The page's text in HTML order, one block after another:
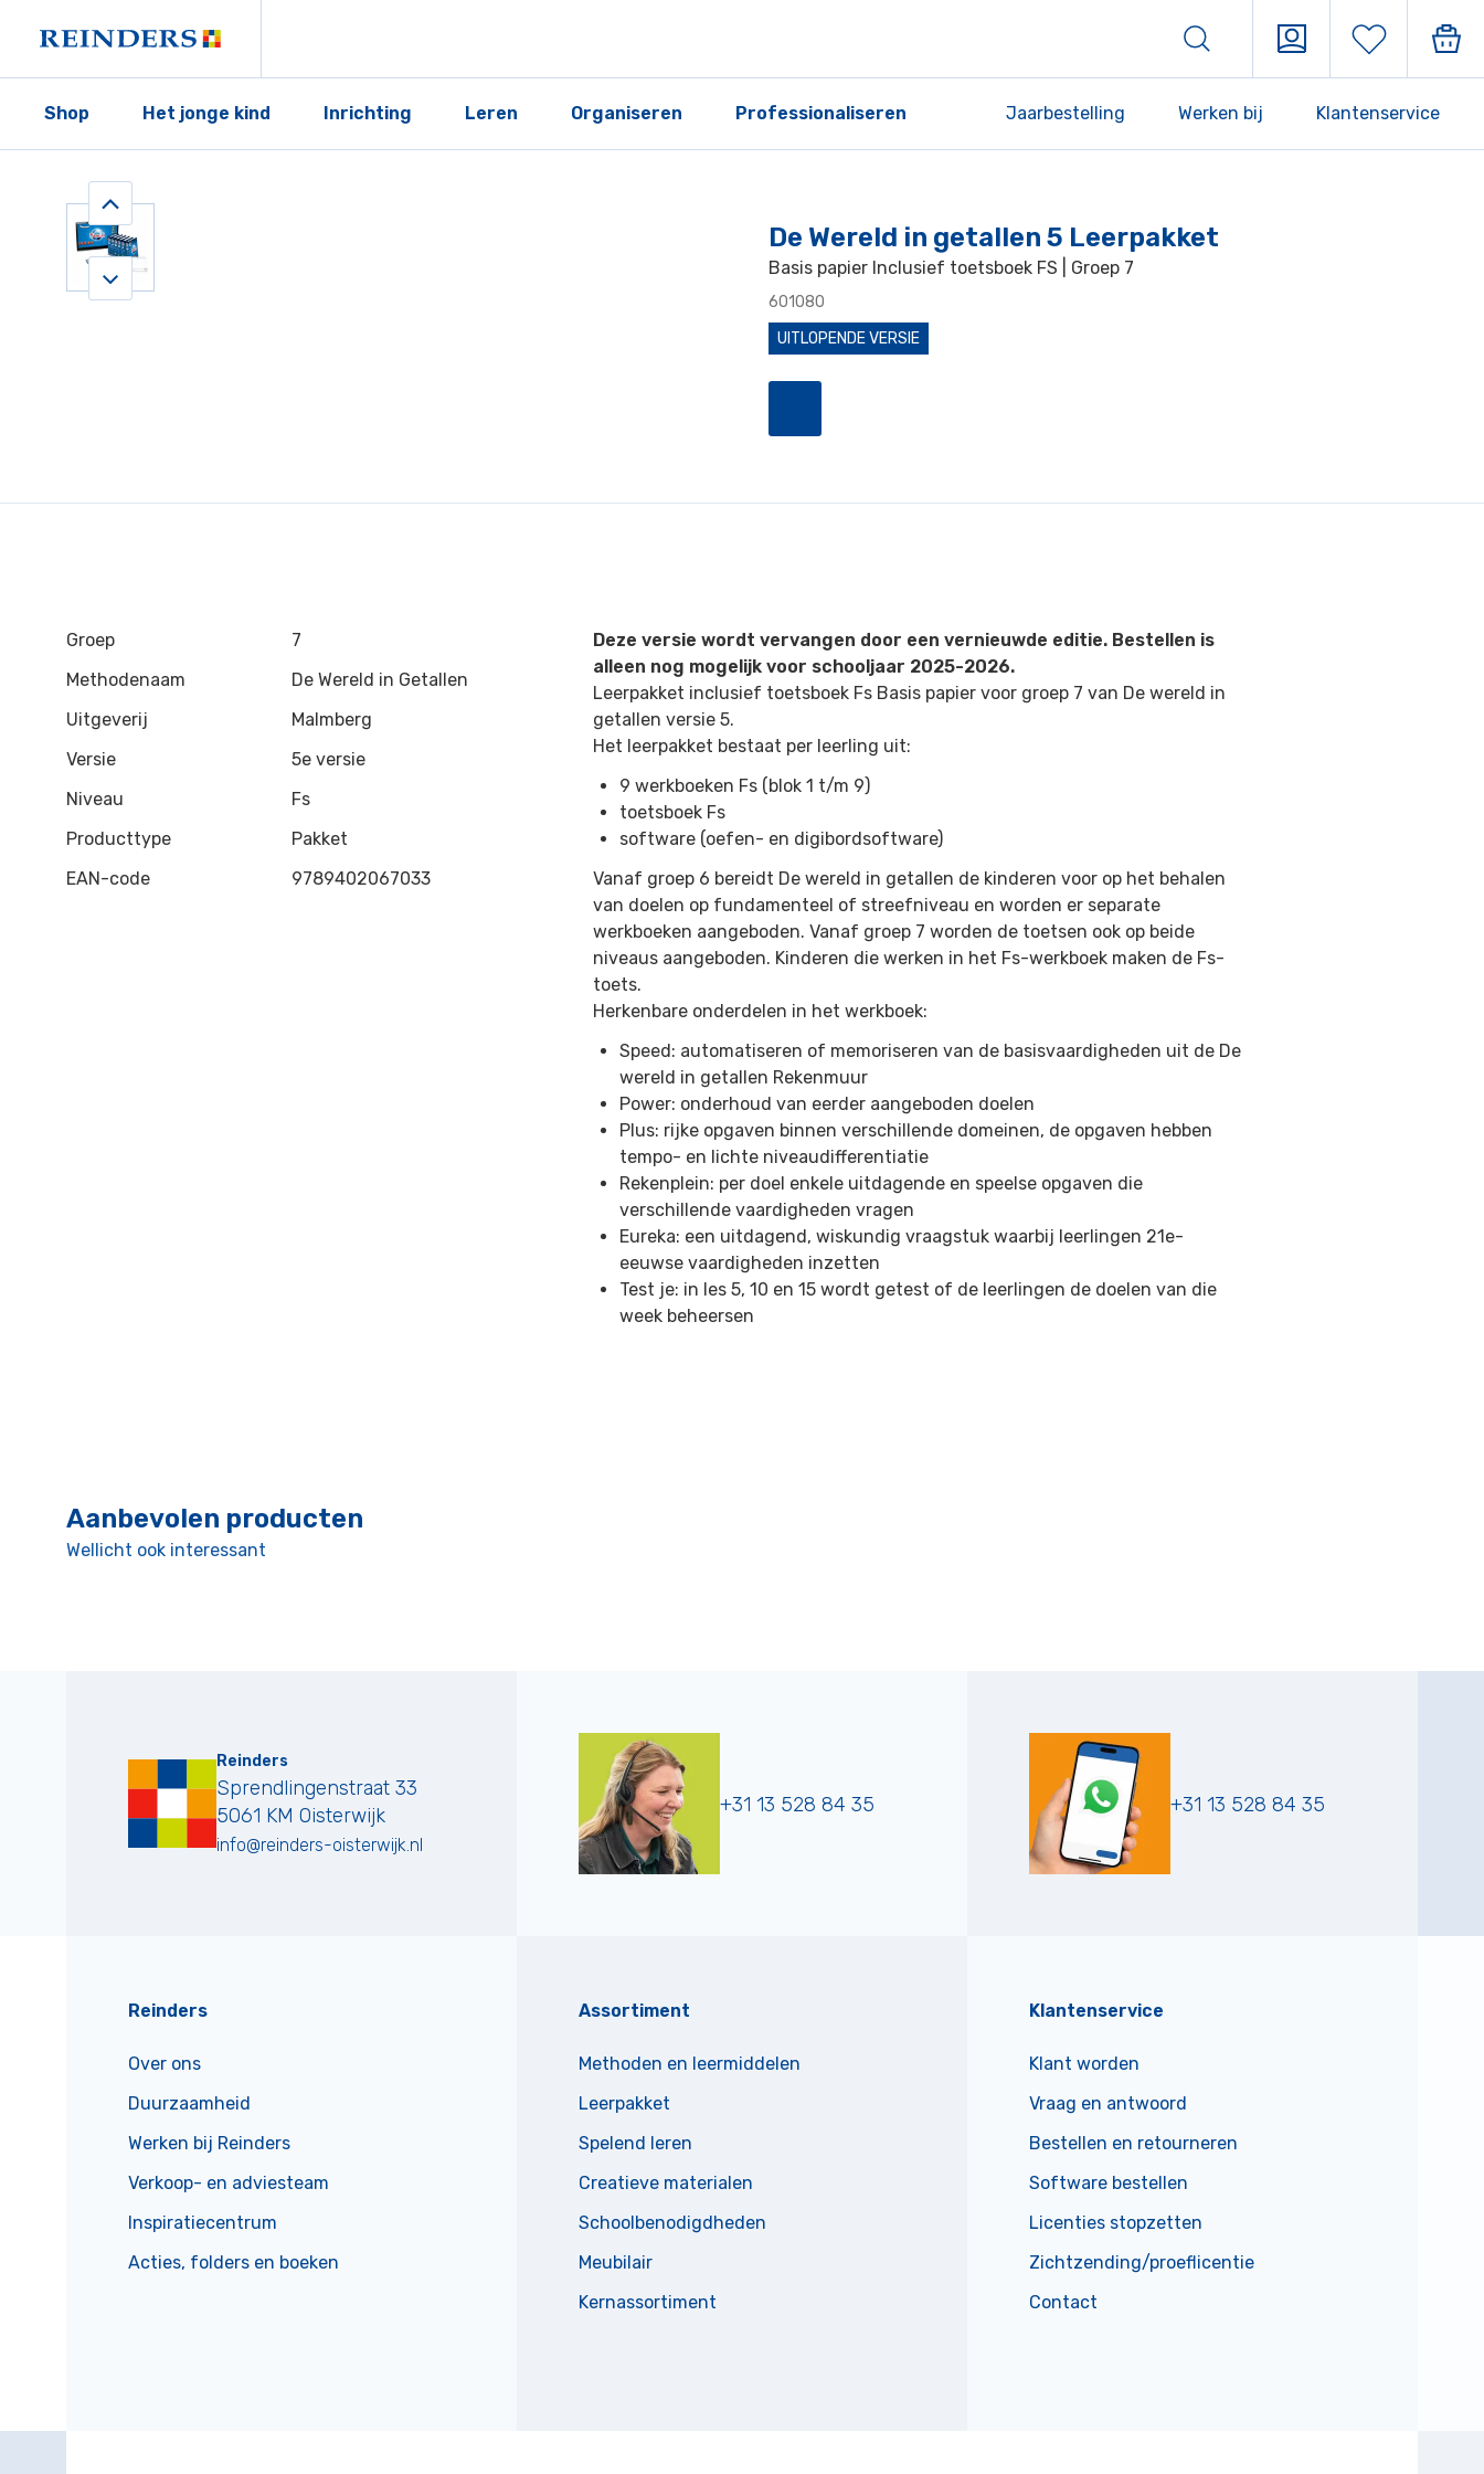
Shop Het jonge kind Inrichting Leren Organiseren Professionaliseren Jaarbestelling Werken bij Klantenservice
De Wereld in getallen 5 Leerpakket
Basis papier Inclusief toetsboek FS | Groep 7
601080
UITLOPENDE VERSIE
Groep
7
Methodenaam
De Wereld in Getallen
Uitgeverij
Malmberg
Versie
5e versie
Niveau
Fs
Producttype
Pakket
EAN-code
9789402067033
Deze versie wordt vervangen door een vernieuwde editie. Bestellen is
alleen nog mogelijk voor schooljaar 2025-2026.
Leerpakket inclusief toetsboek Fs Basis papier voor groep 7 van De wereld in
getallen versie 5.
Het leerpakket bestaat per leerling uit:
9 werkboeken Fs (blok 1 t/m 9)
toetsboek Fs
software (oefen- en digibordsoftware)
Vanaf groep 6 bereidt De wereld in getallen de kinderen voor op het behalen
van doelen op fundamenteel of streefniveau en worden er separate
werkboeken aangeboden. Vanaf groep 7 worden de toetsen ook op beide
niveaus aangeboden. Kinderen die werken in het Fs-werkboek maken de Fs-
toets.
Herkenbare onderdelen in het werkboek:
Speed: automatiseren of memoriseren van de basisvaardigheden uit de De
wereld in getallen Rekenmuur
Power: onderhoud van eerder aangeboden doelen
Plus: rijke opgaven binnen verschillende domeinen, de opgaven hebben
tempo- en lichte niveaudifferentiatie
Rekenplein: per doel enkele uitdagende en speelse opgaven die
verschillende vaardigheden vragen
Eureka: een uitdagend, wiskundig vraagstuk waarbij leerlingen 21e-
eeuwse vaardigheden inzetten
Test je: in les 5, 10 en 15 wordt getest of de leerlingen de doelen van die
week beheersen
Aanbevolen producten
Wellicht ook interessant
Reinders
Sprendlingenstraat 33
5061 KM Oisterwijk
info@reinders-oisterwijk.nl
+31 13 528 84 35 +31 13 528 84 35
Reinders
Over ons
Duurzaamheid
Werken bij Reinders
Verkoop- en adviesteam
Inspiratiecentrum
Acties, folders en boeken
Assortiment
Methoden en leermiddelen
Leerpakket
Spelend leren
Creatieve materialen
Schoolbenodigdheden
Meubilair
Kernassortiment
Klantenservice
Klant worden
Vraag en antwoord
Bestellen en retourneren
Software bestellen
Licenties stopzetten
Zichtzending/proeflicentie
Contact